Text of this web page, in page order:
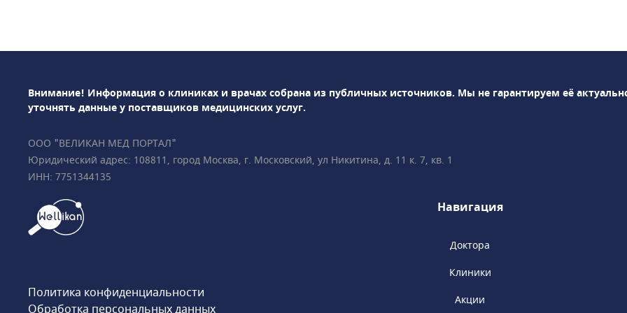
развития у плода• Ведение беременности
(гинеколог, УЗ-диагностика, анализы), в
эндокринология• Репродуктология• Лабораторная
бульвар», «Тургеневская».
Внимание! Информация о клиниках и врачах собрана из публичных источников. Мы не гарантируем её
уточнять данные у поставщиков медицинских услуг.
ООО "ВЕЛИКАН МЕД ПОРТАЛ"
Юридический адрес: 108811, город Москва, г. Московский, ул Никитина, д. 11 к. 7, кв. 1
ИНН: 7751344135
Навигация
Доктора
Клиники
Акции
Политика конфиденциальности
Обработка персональных данных